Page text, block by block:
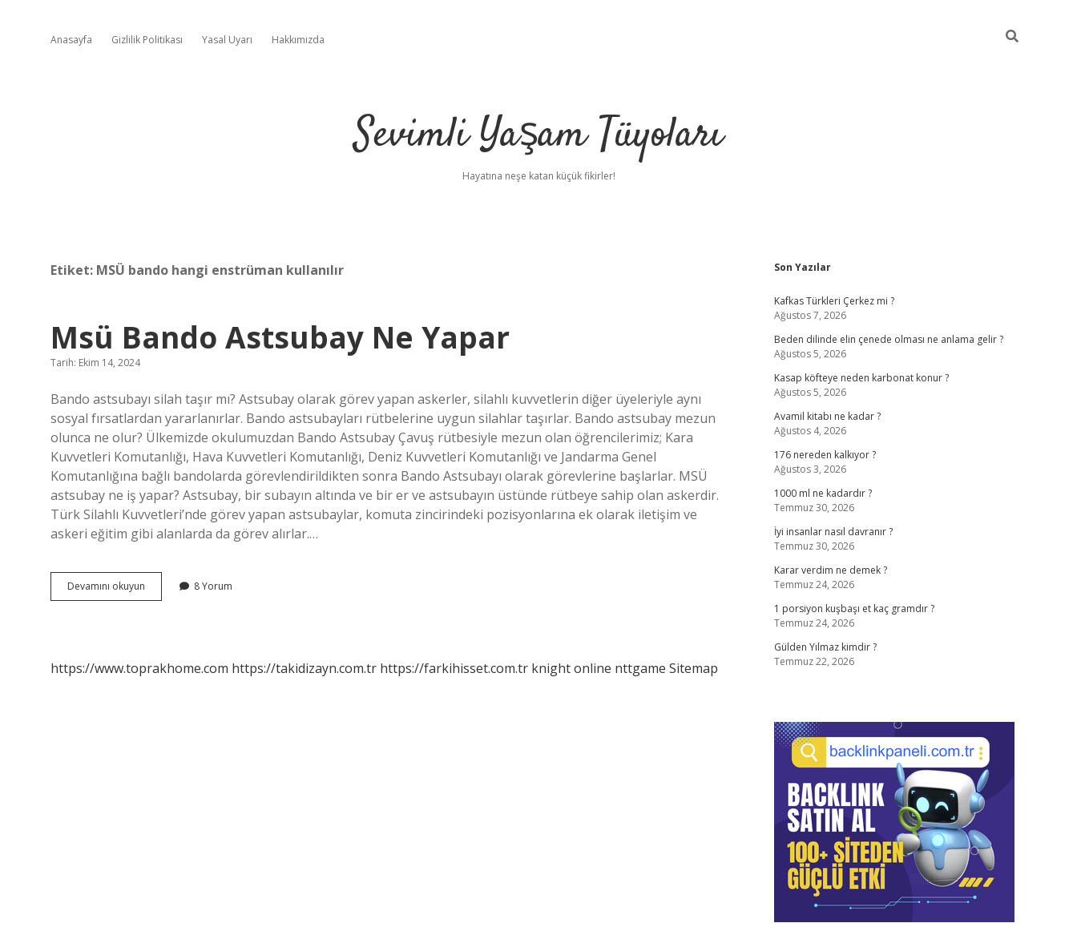
Anasayfa Gizlilik Politikası Yasal Uyarı Hakkımızda
Sevimli Yaşam Tüyoları
Hayatına neşe katan küçük fikirler!
Etiket: MSÜ bando hangi enstrüman kullanılır
Msü Bando Astsubay Ne Yapar
Tarih: Ekim 14, 2024
Bando astsubayı silah taşır mı? Astsubay olarak görev yapan askerler, silahlı kuvvetlerin diğer üyeleriyle aynı
sosyal fırsatlardan yararlanırlar. Bando astsubayları rütbelerine uygun silahlar taşırlar. Bando astsubay mezun
olunca ne olur? Ülkemizde okulumuzdan Bando Astsubay Çavuş rütbesiyle mezun olan öğrencilerimiz; Kara
Kuvvetleri Komutanlığı, Hava Kuvvetleri Komutanlığı, Deniz Kuvvetleri Komutanlığı ve Jandarma Genel
Komutanlığına bağlı bandolarda görevlendirildikten sonra Bando Astsubayı olarak görevlerine başlarlar. MSÜ
astsubay ne iş yapar? Astsubay, bir subayın altında ve bir er ve astsubayın üstünde rütbeye sahip olan askerdir.
Türk Silahlı Kuvvetleri’nde görev yapan astsubaylar, komuta zincirindeki pozisyonlarına ek olarak iletişim ve
askeri eğitim gibi alanlarda da görev alırlar.…
Devamını okuyun
Bando
8 Yorum
https://www.toprakhome.com https://takidizayn.com.tr https://farkihisset.com.tr knight online nttgame Sitemap
Sidebar
Son Yazılar
Kafkas Türkleri Çerkez mi ?
Ağustos 7, 2026
Beden dilinde elin çenede olması ne anlama gelir ?
Ağustos 5, 2026
Kasap köfteye neden karbonat konur ?
Ağustos 5, 2026
Avamil kitabı ne kadar ?
Ağustos 4, 2026
176 nereden kalkıyor ?
Ağustos 3, 2026
1000 ml ne kadardır ?
Temmuz 30, 2026
İyi insanlar nasıl davranır ?
Temmuz 30, 2026
Karar verdim ne demek ?
Temmuz 24, 2026
1 porsiyon kuşbaşı et kaç gramdır ?
Temmuz 24, 2026
Gülden Yılmaz kimdir ?
Temmuz 22, 2026